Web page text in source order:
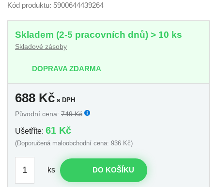
Kód produktu: 5900644439264
Skladem (2-5 pracovních dnů) > 10 ks
Skladové zásoby
DOPRAVA ZDARMA
688 Kč s DPH
Původní cena: 749 Kč
Ušetříte: 61 Kč
(Doporučená maloobchodní cena: 936 Kč)
ks DO KOŠÍKU